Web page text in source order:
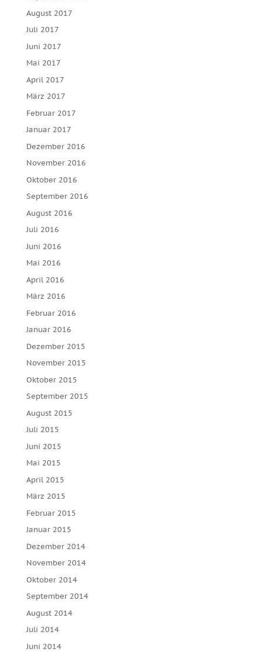
August 2017
Juli 2017
Juni 2017
Mai 2017
April 2017
März 2017
Februar 2017
Januar 2017
Dezember 2016
November 2016
Oktober 2016
September 2016
August 2016
Juli 2016
Juni 2016
Mai 2016
April 2016
März 2016
Februar 2016
Januar 2016
Dezember 2015
November 2015
Oktober 2015
September 2015
August 2015
Juli 2015
Juni 2015
Mai 2015
April 2015
März 2015
Februar 2015
Januar 2015
Dezember 2014
November 2014
Oktober 2014
September 2014
August 2014
Juli 2014
Juni 2014